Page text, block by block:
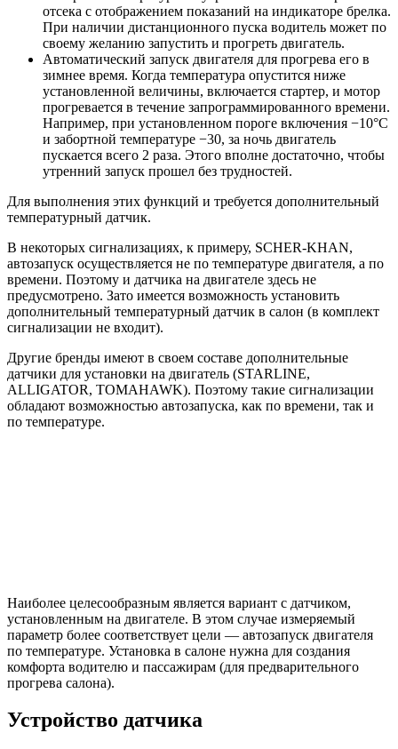
отсека с отображением показаний на индикаторе брелка.
При наличии дистанционного пуска водитель может по
своему желанию запустить и прогреть двигатель.
Автоматический запуск двигателя для прогрева его в
зимнее время. Когда температура опустится ниже
установленной величины, включается стартер, и мотор
прогревается в течение запрограммированного времени.
Например, при установленном пороге включения −10°C
и забортной температуре −30, за ночь двигатель
пускается всего 2 раза. Этого вполне достаточно, чтобы
утренний запуск прошел без трудностей.
Для выполнения этих функций и требуется дополнительный
температурный датчик.
В некоторых сигнализациях, к примеру, SCHER-KHAN,
автозапуск осуществляется не по температуре двигателя, а по
времени. Поэтому и датчика на двигателе здесь не
предусмотрено. Зато имеется возможность установить
дополнительный температурный датчик в салон (в комплект
сигнализации не входит).
Другие бренды имеют в своем составе дополнительные
датчики для установки на двигатель (STARLINE,
ALLIGATOR, TOMAHAWK). Поэтому такие сигнализации
обладают возможностью автозапуска, как по времени, так и
по температуре.
Наиболее целесообразным является вариант с датчиком,
установленным на двигателе. В этом случае измеряемый
параметр более соответствует цели — автозапуск двигателя
по температуре. Установка в салоне нужна для создания
комфорта водителю и пассажирам (для предварительного
прогрева салона).
Устройство датчика